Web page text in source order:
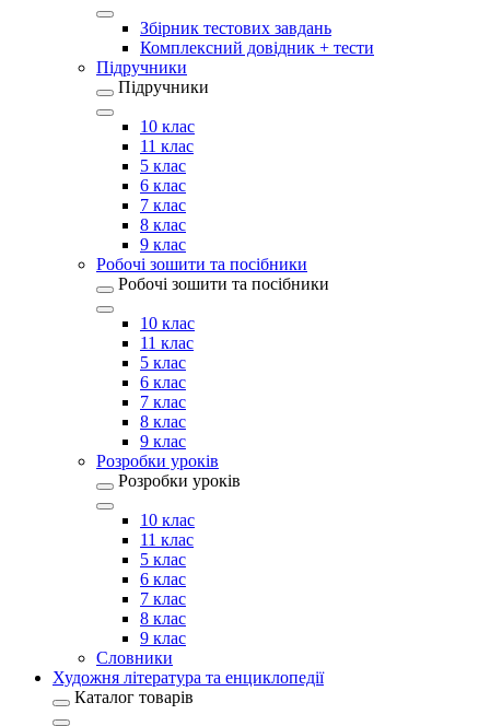
Збірник тестових завдань
Комплексний довідник + тести
Підручники
Підручники
10 клас
11 клас
5 клас
6 клас
7 клас
8 клас
9 клас
Робочі зошити та посібники
Робочі зошити та посібники
10 клас
11 клас
5 клас
6 клас
7 клас
8 клас
9 клас
Розробки уроків
Розробки уроків
10 клас
11 клас
5 клас
6 клас
7 клас
8 клас
9 клас
Словники
Художня література та енциклопедії
Каталог товарів